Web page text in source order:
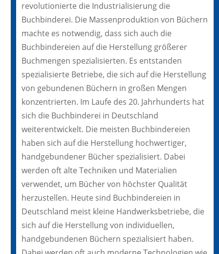
revolutionierte die Industrialisierung die
Buchbinderei. Die Massenproduktion von Büchern
machte es notwendig, dass sich auch die
Buchbindereien auf die Herstellung größerer
Buchmengen spezialisierten. Es entstanden
spezialisierte Betriebe, die sich auf die Herstellung
von gebundenen Büchern in großen Mengen
konzentrierten. Im Laufe des 20. Jahrhunderts hat
sich die Buchbinderei in Deutschland
weiterentwickelt. Die meisten Buchbindereien
haben sich auf die Herstellung hochwertiger,
handgebundener Bücher spezialisiert. Dabei
werden oft alte Techniken und Materialien
verwendet, um Bücher von höchster Qualität
herzustellen. Heute sind Buchbindereien in
Deutschland meist kleine Handwerksbetriebe, die
sich auf die Herstellung von individuellen,
handgebundenen Büchern spezialisiert haben.